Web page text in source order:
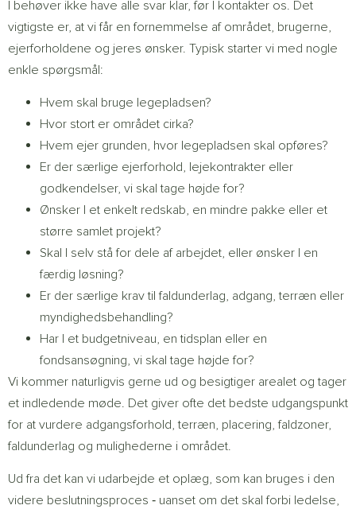
I behøver ikke have alle svar klar, før I kontakter os. Det
vigtigste er, at vi får en fornemmelse af området, brugerne,
ejerforholdene og jeres ønsker. Typisk starter vi med nogle
enkle spørgsmål:
Hvem skal bruge legepladsen?
Hvor stort er området cirka?
Hvem ejer grunden, hvor legepladsen skal opføres?
Er der særlige ejerforhold, lejekontrakter eller
godkendelser, vi skal tage højde for?
Ønsker I et enkelt redskab, en mindre pakke eller et
større samlet projekt?
Skal I selv stå for dele af arbejdet, eller ønsker I en
færdig løsning?
Er der særlige krav til faldunderlag, adgang, terræn eller
myndighedsbehandling?
Har I et budgetniveau, en tidsplan eller en
fondsansøgning, vi skal tage højde for?
Vi kommer naturligvis gerne ud og besigtiger arealet og tager
et indledende møde. Det giver ofte det bedste udgangspunkt
for at vurdere adgangsforhold, terræn, placering, faldzoner,
faldunderlag og mulighederne i området.
Ud fra det kan vi udarbejde et oplæg, som kan bruges i den
videre beslutningsproces ‐ uanset om det skal forbi ledelse,